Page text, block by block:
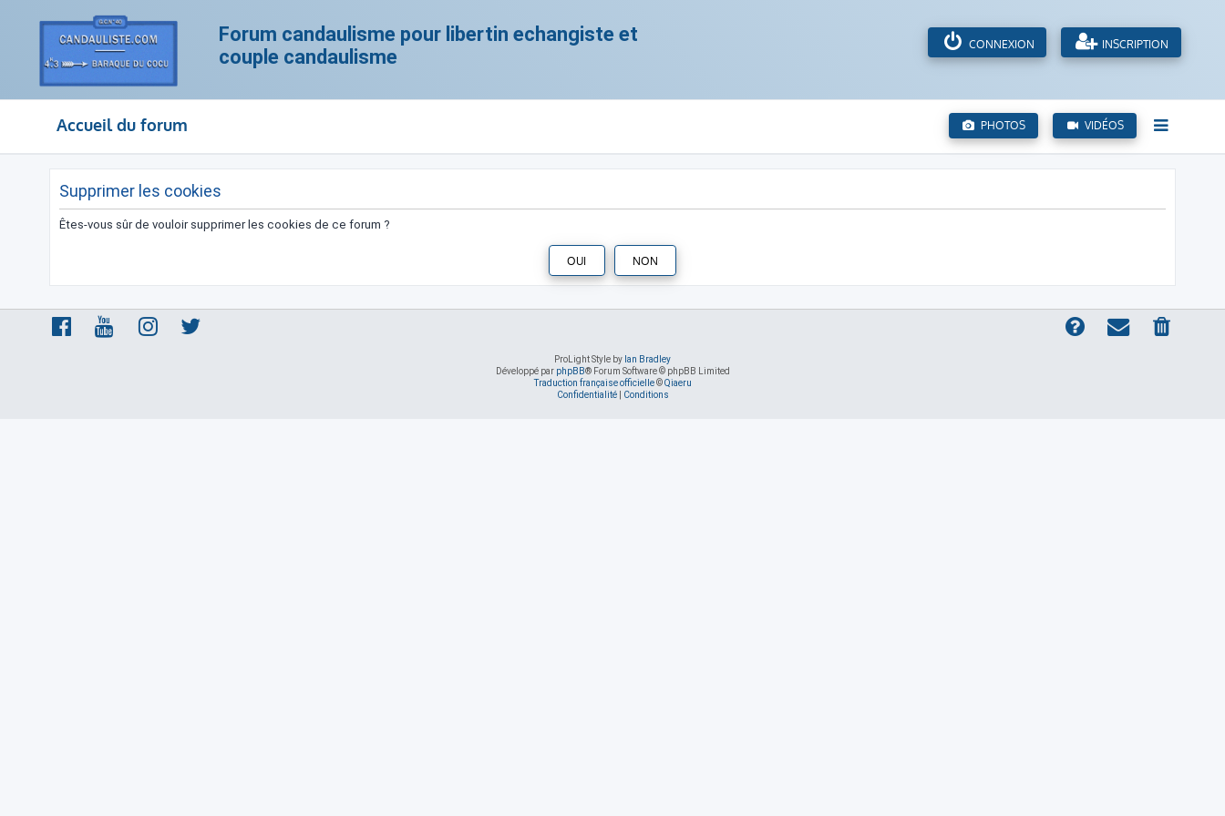
Forum candaulisme pour libertin echangiste et
couple candaulisme
CONNEXION INSCRIPTION
PHOTOS VIDÉOS
Accueil du forum
Supprimer les cookies
Êtes-vous sûr de vouloir supprimer les cookies de ce forum ?
ProLight Style by Ian Bradley
Développé par phpBB® Forum Software © phpBB Limited
Traduction française officielle©Qiaeru
Confidentialité| Conditions